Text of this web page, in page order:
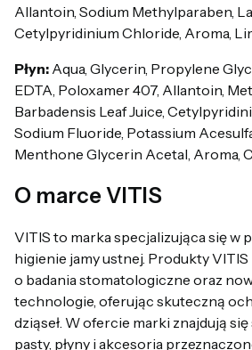
Allantoin, Sodium Methylparaben,
Cetylpyridinium Chloride, Aroma,
Płyn: Aqua, Glycerin, Propylene
EDTA, Poloxamer 407, Allantoin,
Barbadensis Leaf Juice,
Sodium Fluoride, Potassium
Menthone Glycerin Acetal, Aroma, C.I
O marce VITIS
VITIS to marka specjalizująca się w
higienie jamy ustnej. Produkty
o badania stomatologiczne oraz
technologie, oferując skuteczną
dziąseł. W ofercie marki znajdują
pasty, płyny i akcesoria